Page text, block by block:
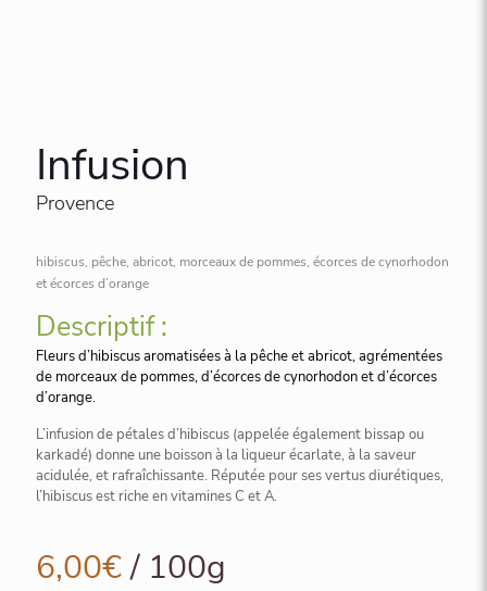
Infusion
Provence
hibiscus, pêche, abricot, morceaux de pommes, écorces de cynorhodon
et écorces d’orange
Descriptif :
Fleurs d’hibiscus aromatisées à la pêche et abricot, agrémentées
de morceaux de pommes, d’écorces de cynorhodon et d’écorces
d’orange.
L’infusion de pétales d’hibiscus (appelée également bissap ou
karkadé) donne une boisson à la liqueur écarlate, à la saveur
acidulée, et rafraîchissante. Réputée pour ses vertus diurétiques,
l’hibiscus est riche en vitamines C et A.
6,00€/ 100g